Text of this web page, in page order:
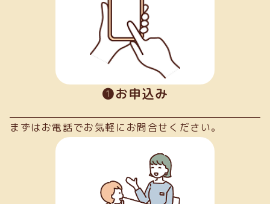
➊お申込み
まずはお電話でお気軽にお問合せください。